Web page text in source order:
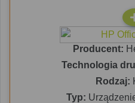
Producent:
Technologia
Rodzaj:
Typ: